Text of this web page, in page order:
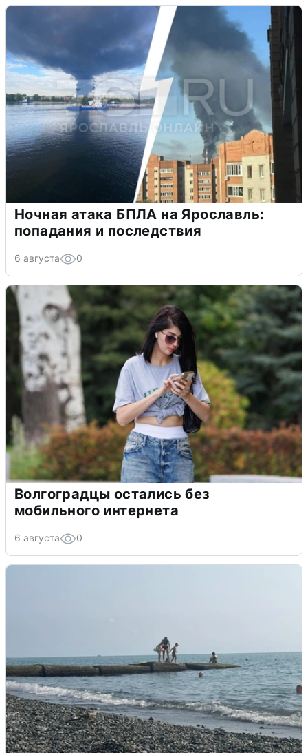
Ночная атака БПЛА на Ярославль:
попадания и последствия
6 августа 0
Волгоградцы остались без
мобильного интернета
6 августа 0